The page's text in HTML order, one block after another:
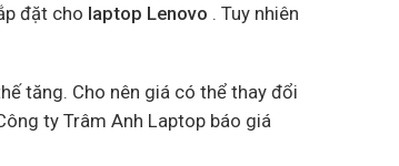
đặt cho laptop Lenovo . Tuy nhiên
tăng. Cho nên giá có thể thay đổi
ty Trâm Anh Laptop báo giá